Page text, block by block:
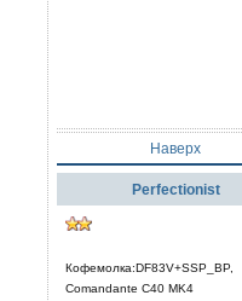
Наверх
Perfectionist
Кофемолка:DF83V+SSP_BP,
Comandante C40 MK4